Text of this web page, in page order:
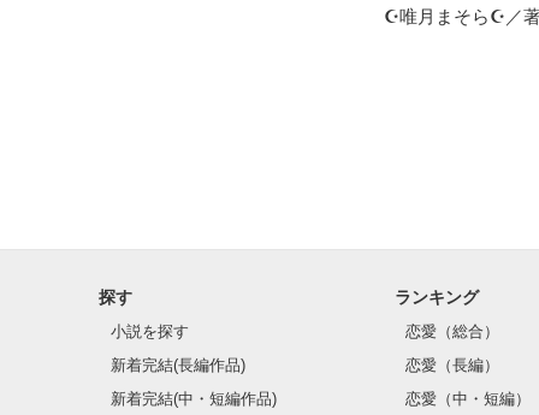
☪︎唯月まそら☪︎／
探す
小説を探す
新着完結(長編作品)
新着完結(中・短編作品)
ランキング
恋愛（総合）
恋愛（長編）
恋愛（中・短編）